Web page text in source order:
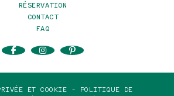
RÉSERVATION
CONTACT
FAQ
ET COOKIE -
POLITIQUE DE